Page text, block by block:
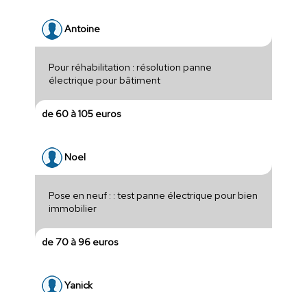
Antoine
Pour réhabilitation : résolution panne
électrique pour bâtiment
de 60 à 105 euros
Noel
Pose en neuf : : test panne électrique pour bien
immobilier
de 70 à 96 euros
Yanick